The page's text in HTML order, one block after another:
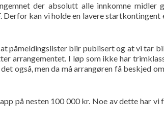
der absolutt alle innkomne
kan vi holde en lavere startkontingent
påmeldingslister blir publisert og at vi tar
arrangementet. I løp som ikke har
også, men da må arrangøren få beskjed
på nesten 100 000 kr. Noe av dette har